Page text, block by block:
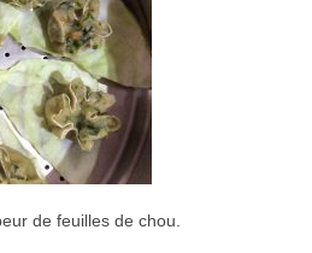
de feuilles de chou.